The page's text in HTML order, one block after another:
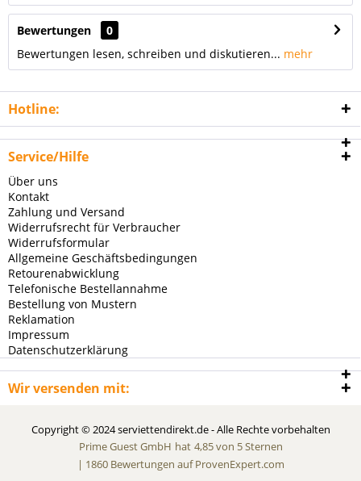
Bewertungen
0
Bewertungen lesen, schreiben und diskutieren... mehr
Hotline:
Service/Hilfe
Über uns
Kontakt
Zahlung und Versand
Widerrufsrecht für Verbraucher
Widerrufsformular
Allgemeine Geschäftsbedingungen
Retourenabwicklung
Telefonische Bestellannahme
Bestellung von Mustern
Reklamation
Impressum
Datenschutzerklärung
Wir versenden mit:
Copyright © 2024 serviettendirekt.de - Alle Rechte vorbehalten
Prime Guest GmbH hat 4,85von 5Sternen
| 1860Bewertungen auf ProvenExpert.com